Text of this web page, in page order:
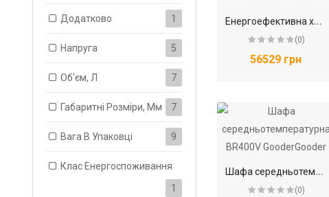
Додатково 1
Напруга 5
Об'єм, Л 7
Габаритні Розміри, Мм 7
Вага В Упаковці 9
Клас Енергоспоживання
1
Е
нергоефективна холодильна шафа BRILLIS EG-HR400G.B
(0)
56529 грн
Ш
афа середньотемпературна BR400V GooderGooder
(0)